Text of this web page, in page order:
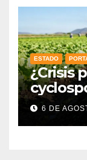
ESTADO
¿Crisis
6 DE